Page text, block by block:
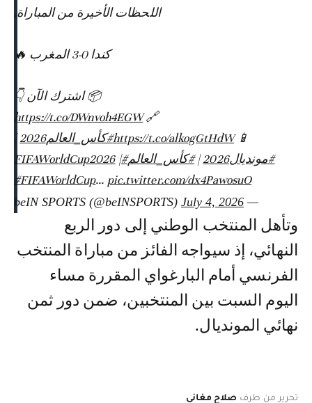
اللحظات الأخيرة من المباراة.
كندا 0-3 المغرب 🔥
📦 اشترك الآن 👇
🔗
https://t.co/DWnvoh4EGW
📱
https://t.co/alkogGtHdW#كأس_العالم2026
|
#مونديال2026
|#كأس_العالم#FIFAWorldCup2026
|
#FIFAWorldCup… pic.twitter.com/dx4PawosuO
— beIN SPORTS (@beINSPORTS)
July 4, 2026
وتأهل المنتخب الوطني إلى دور الربع
النهائي، إذ سيواجه الفائز من مباراة المنتخب
الفرنسي أمام البارغواي المقررة مساء
اليوم السبت بين المنتخبين، ضمن دور ثمن
نهائي المونديال.
تحرير من طرف صلاح مغاني